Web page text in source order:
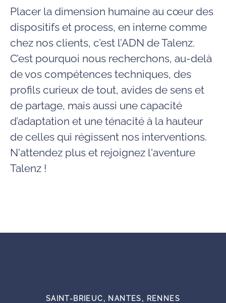
Placer la dimension humaine au cœur des
dispositifs et process, en interne comme
chez nos clients, c’est l’ADN de Talenz.
C’est pourquoi nous recherchons, au-delà
de vos compétences techniques, des
profils curieux de tout, avides de sens et
de partage, mais aussi une capacité
d’adaptation et une ténacité à la hauteur
de celles qui régissent nos interventions.
N'attendez plus et rejoignez l'aventure
Talenz !
SAINT-BRIEUC, NANTES, RENNES